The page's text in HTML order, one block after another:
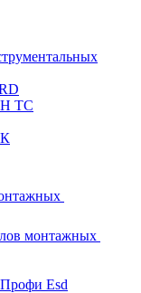
ТС
монтажных
Esd